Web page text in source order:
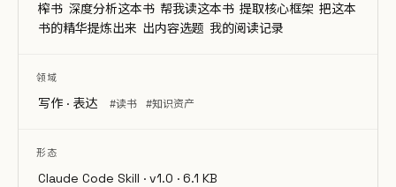
榨书 深度分析这本书 帮我读这本书 提取核心框架 把这本
书的精华提炼出来 出内容选题 我的阅读记录
领域
写作 · 表达 #读书 #知识资产
形态
Claude Code Skill · v1.0 · 6.1 KB